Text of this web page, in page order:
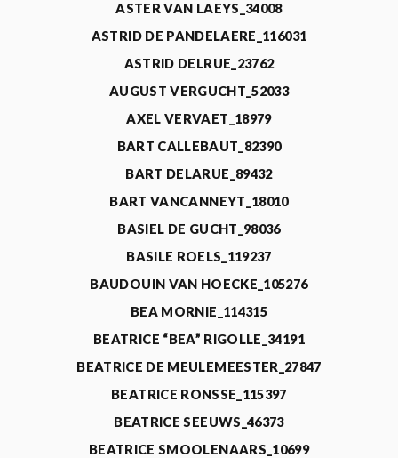
ASTER VAN LAEYS_34008
ASTRID DE PANDELAERE_116031
ASTRID DELRUE_23762
AUGUST VERGUCHT_52033
AXEL VERVAET_18979
BART CALLEBAUT_82390
BART DELARUE_89432
BART VANCANNEYT_18010
BASIEL DE GUCHT_98036
BASILE ROELS_119237
BAUDOUIN VAN HOECKE_105276
BEA MORNIE_114315
BEATRICE “BEA” RIGOLLE_34191
BEATRICE DE MEULEMEESTER_27847
BEATRICE RONSSE_115397
BEATRICE SEEUWS_46373
BEATRICE SMOOLENAARS_10699